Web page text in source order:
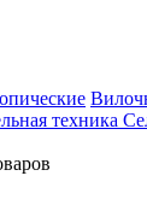
техника